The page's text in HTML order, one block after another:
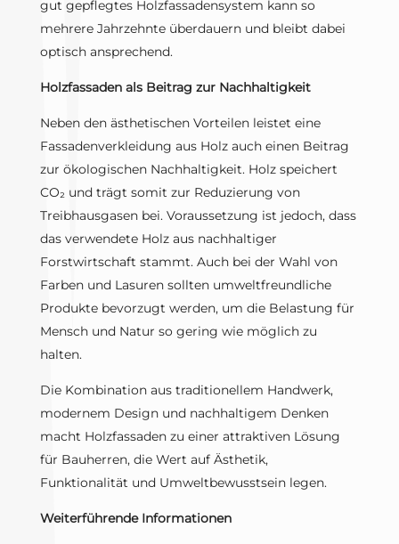
gut gepflegtes Holzfassadensystem kann so
mehrere Jahrzehnte überdauern und bleibt dabei
optisch ansprechend.
Holzfassaden als Beitrag zur Nachhaltigkeit
Neben den ästhetischen Vorteilen leistet eine
Fassadenverkleidung aus Holz auch einen Beitrag
zur ökologischen Nachhaltigkeit. Holz speichert
CO₂ und trägt somit zur Reduzierung von
Treibhausgasen bei. Voraussetzung ist jedoch, dass
das verwendete Holz aus nachhaltiger
Forstwirtschaft stammt. Auch bei der Wahl von
Farben und Lasuren sollten umweltfreundliche
Produkte bevorzugt werden, um die Belastung für
Mensch und Natur so gering wie möglich zu
halten.
Die Kombination aus traditionellem Handwerk,
modernem Design und nachhaltigem Denken
macht Holzfassaden zu einer attraktiven Lösung
für Bauherren, die Wert auf Ästhetik,
Funktionalität und Umweltbewusstsein legen.
Weiterführende Informationen